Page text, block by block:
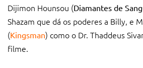
Dijimon Hounsou (Diamantes de
Shazam que dá os poderes a Billy, e
(Kingsman) como o Dr. Thaddeus
filme.